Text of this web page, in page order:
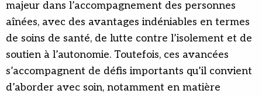
majeur dans l’accompagnement des personnes
aînées, avec des avantages indéniables en termes
de soins de santé, de lutte contre l’isolement et de
soutien à l’autonomie. Toutefois, ces avancées
s’accompagnent de défis importants qu’il convient
d’aborder avec soin, notamment en matière